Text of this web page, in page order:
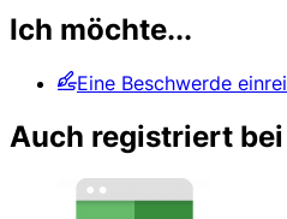
Ich möchte...
Eine Beschwerde
Auch registriert bei